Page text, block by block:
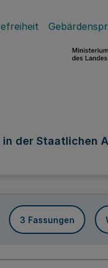
der Staatlichen
3 Fassungen